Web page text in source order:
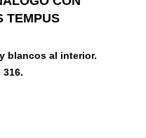
TEMPUS
blancos al interior.